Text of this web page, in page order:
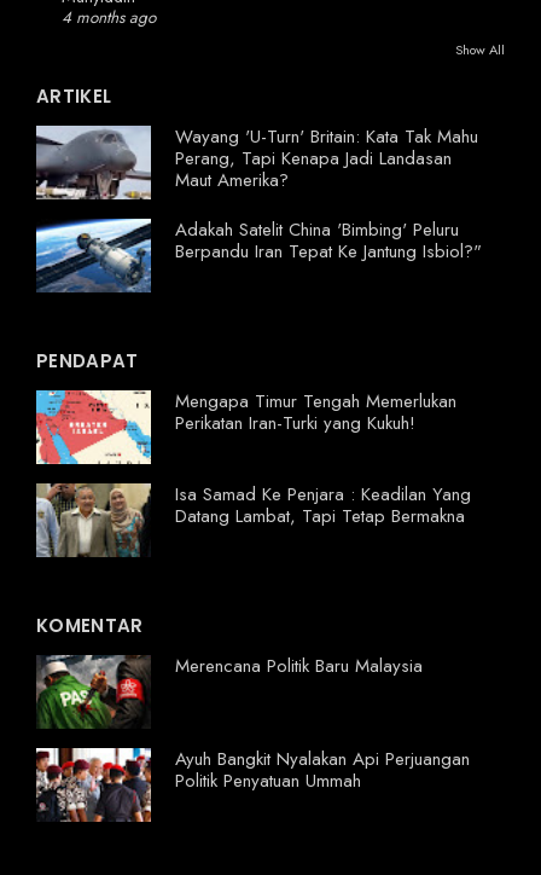
4 months ago
Show All
ARTIKEL
Wayang 'U-Turn' Britain: Kata Tak Mahu
Perang, Tapi Kenapa Jadi Landasan
Maut Amerika?
Adakah Satelit China 'Bimbing' Peluru
Berpandu Iran Tepat Ke Jantung Isbiol?"
PENDAPAT
Mengapa Timur Tengah Memerlukan
Perikatan Iran-Turki yang Kukuh!
Isa Samad Ke Penjara : Keadilan Yang
Datang Lambat, Tapi Tetap Bermakna
KOMENTAR
Merencana Politik Baru Malaysia
Ayuh Bangkit Nyalakan Api Perjuangan
Politik Penyatuan Ummah